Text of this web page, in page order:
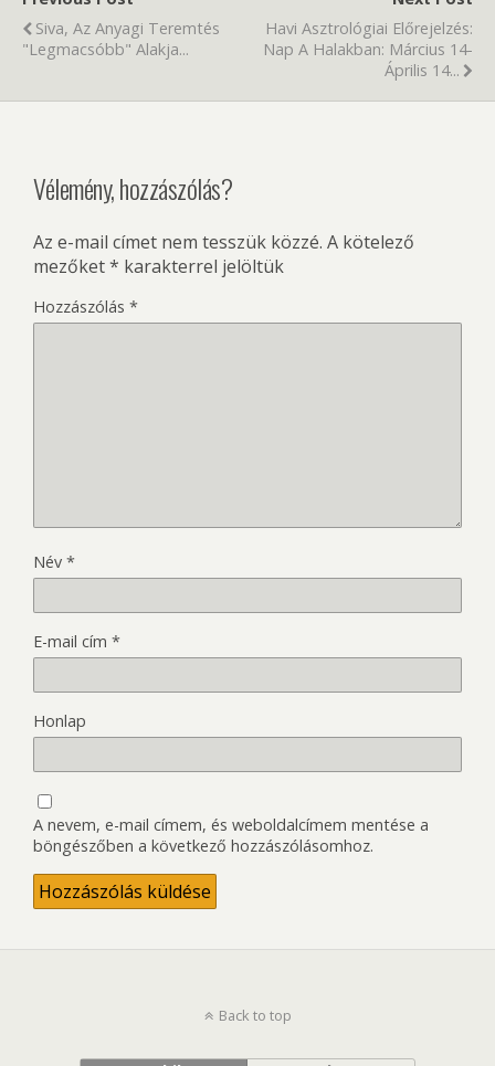
Siva, Az Anyagi Teremtés
"legmacsóbb" Alakja...
Havi Asztrológiai Előrejelzés:
Nap A Halakban: Március 14-
Április 14...
Vélemény, hozzászólás?
Az e-mail címet nem tesszük közzé. A kötelező
mezőket* karakterrel jelöltük
Hozzászólás *
Név *
E-mail cím *
Honlap
A nevem, e-mail címem, és weboldalcímem mentése a
böngészőben a következő hozzászólásomhoz.
Back to top